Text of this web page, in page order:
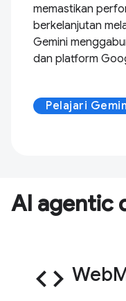
memastikan
berkelanjutan
Gemini
dan platform
Pelajari
AI agentic
code